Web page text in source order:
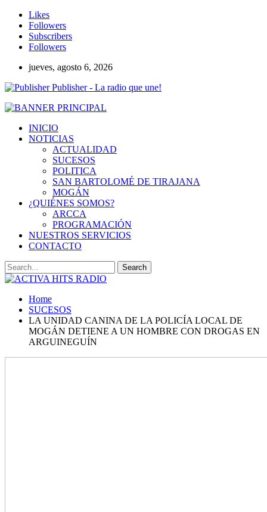
Likes
Followers
Subscribers
Followers
jueves, agosto 6, 2026
Publisher - La radio que une!
INICIO
NOTICIAS
ACTUALIDAD
SUCESOS
POLITICA
SAN BARTOLOMÉ DE TIRAJANA
MOGÁN
¿QUIÉNES SOMOS?
ARCCA
PROGRAMACIÓN
NUESTROS SERVICIOS
CONTACTO
Home
SUCESOS
LA UNIDAD CANINA DE LA POLICÍA LOCAL DE
MOGÁN DETIENE A UN HOMBRE CON DROGAS EN
ARGUINEGUÍN